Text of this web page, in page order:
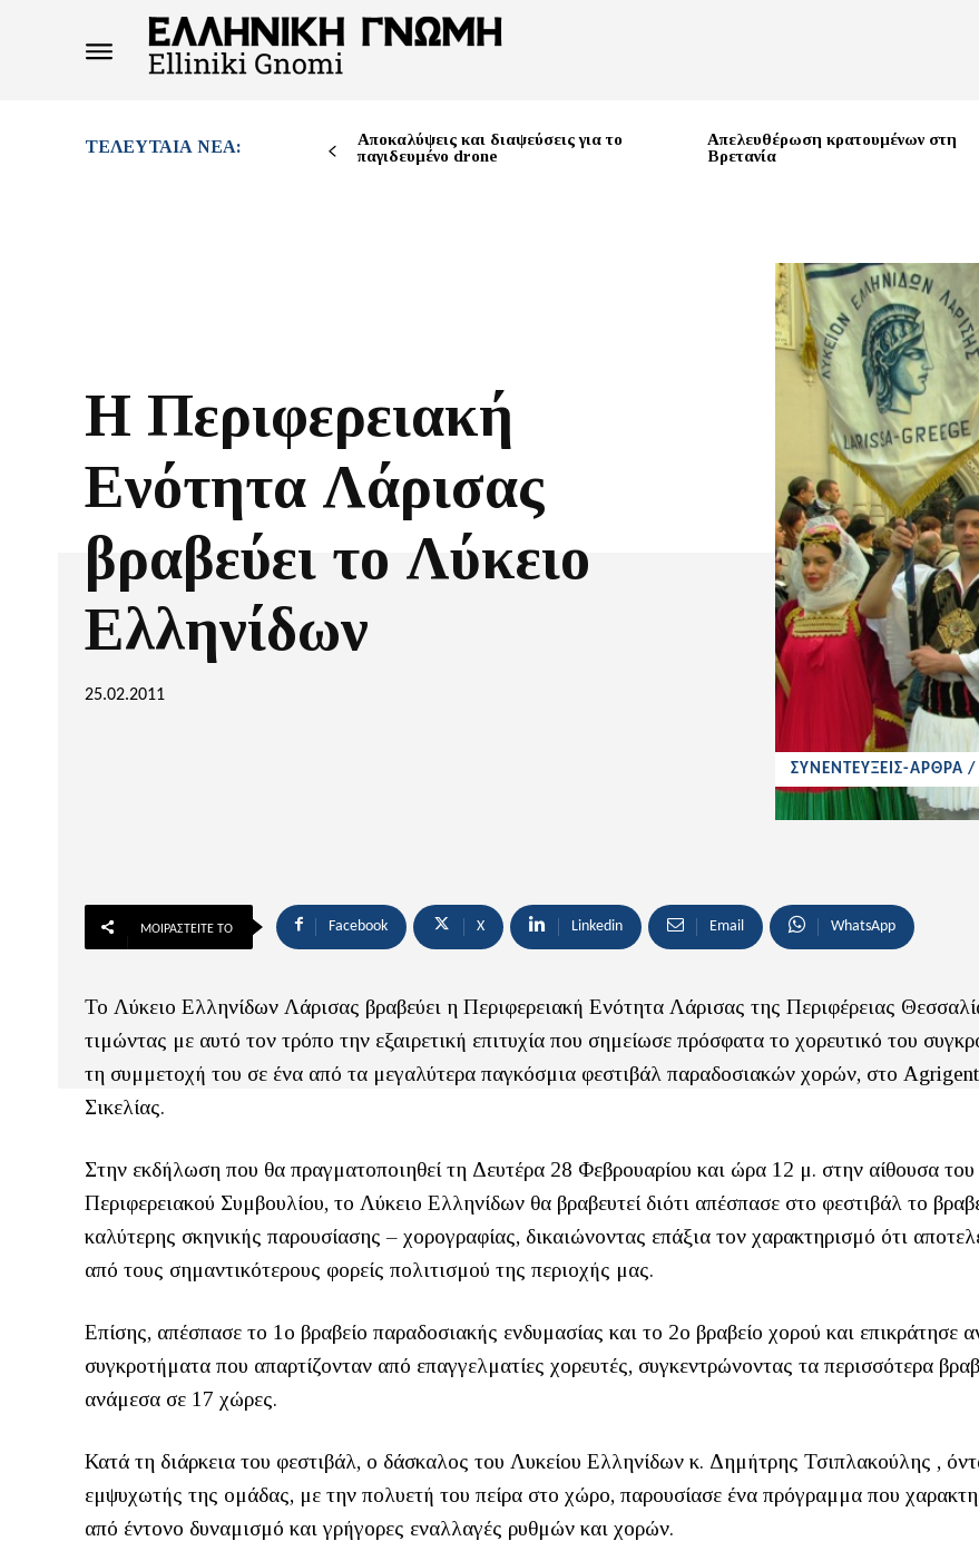
ΤΕΛΕΥΤΑΊΑ ΝΈΑ:
Αποκαλύψεις και διαψεύσεις για το
παγιδευμένο drone
Απελευθέρωση κρατουμένων στη
Βρετανία
Η Περιφερειακή
Ενότητα Λάρισας
βραβεύει το Λύκειο
Ελληνίδων
25.02.2011
ΣΥΝΕΝΤΕΥΞΕΙΣ-ΑΡΘΡΑ /
ΜΟΙΡΑΣΤΕΊΤΕ ΤΟ Facebook X Linkedin Email WhatsApp
Το Λύκειο Ελληνίδων Λάρισας βραβεύει η Περιφερειακή Ενότητα Λάρισας της Περιφέρειας
τιμώντας με αυτό τον τρόπο την εξαιρετική επιτυχία που σημείωσε πρόσφατα το χορευτικό του
τη συμμετοχή του σε ένα από τα μεγαλύτερα παγκόσμια φεστιβάλ παραδοσιακών χορών, στο
Σικελίας.
Στην εκδήλωση που θα πραγματοποιηθεί τη Δευτέρα 28 Φεβρουαρίου και ώρα 12 μ. στην αίθουσα του
Περιφερειακού Συμβουλίου, το Λύκειο Ελληνίδων θα βραβευτεί διότι απέσπασε στο φεστιβάλ το
καλύτερης σκηνικής παρουσίασης – χορογραφίας, δικαιώνοντας επάξια τον χαρακτηρισμό ότι
από τους σημαντικότερους φορείς πολιτισμού της περιοχής μας.
Επίσης, απέσπασε το 1ο βραβείο παραδοσιακής ενδυμασίας και το 2ο βραβείο χορού και επικράτησε
συγκροτήματα που απαρτίζονταν από επαγγελματίες χορευτές, συγκεντρώνοντας τα περισσότερα
ανάμεσα σε 17 χώρες.
Κατά τη διάρκεια του φεστιβάλ, ο δάσκαλος του Λυκείου Ελληνίδων κ. Δημήτρης Τσιπλακούλης ,
εμψυχωτής της ομάδας, με την πολυετή του πείρα στο χώρο, παρουσίασε ένα πρόγραμμα που
από έντονο δυναμισμό και γρήγορες εναλλαγές ρυθμών και χορών.